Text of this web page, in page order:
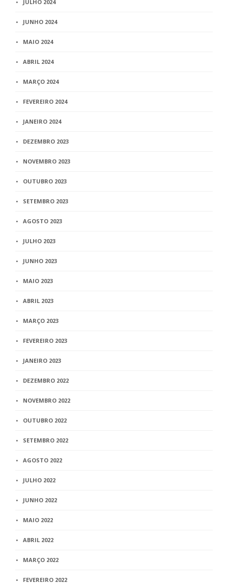
JULHO 2024
JUNHO 2024
MAIO 2024
ABRIL 2024
MARÇO 2024
FEVEREIRO 2024
JANEIRO 2024
DEZEMBRO 2023
NOVEMBRO 2023
OUTUBRO 2023
SETEMBRO 2023
AGOSTO 2023
JULHO 2023
JUNHO 2023
MAIO 2023
ABRIL 2023
MARÇO 2023
FEVEREIRO 2023
JANEIRO 2023
DEZEMBRO 2022
NOVEMBRO 2022
OUTUBRO 2022
SETEMBRO 2022
AGOSTO 2022
JULHO 2022
JUNHO 2022
MAIO 2022
ABRIL 2022
MARÇO 2022
FEVEREIRO 2022